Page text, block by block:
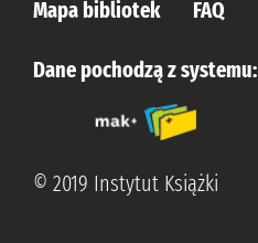
Mapa bibliotek
FAQ
Dane pochodzą z systemu:
© 2019 Instytut Książki